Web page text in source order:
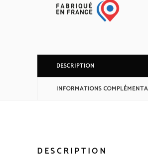
DESCRIPTION
INFORMATIONS
DESCRIPTION